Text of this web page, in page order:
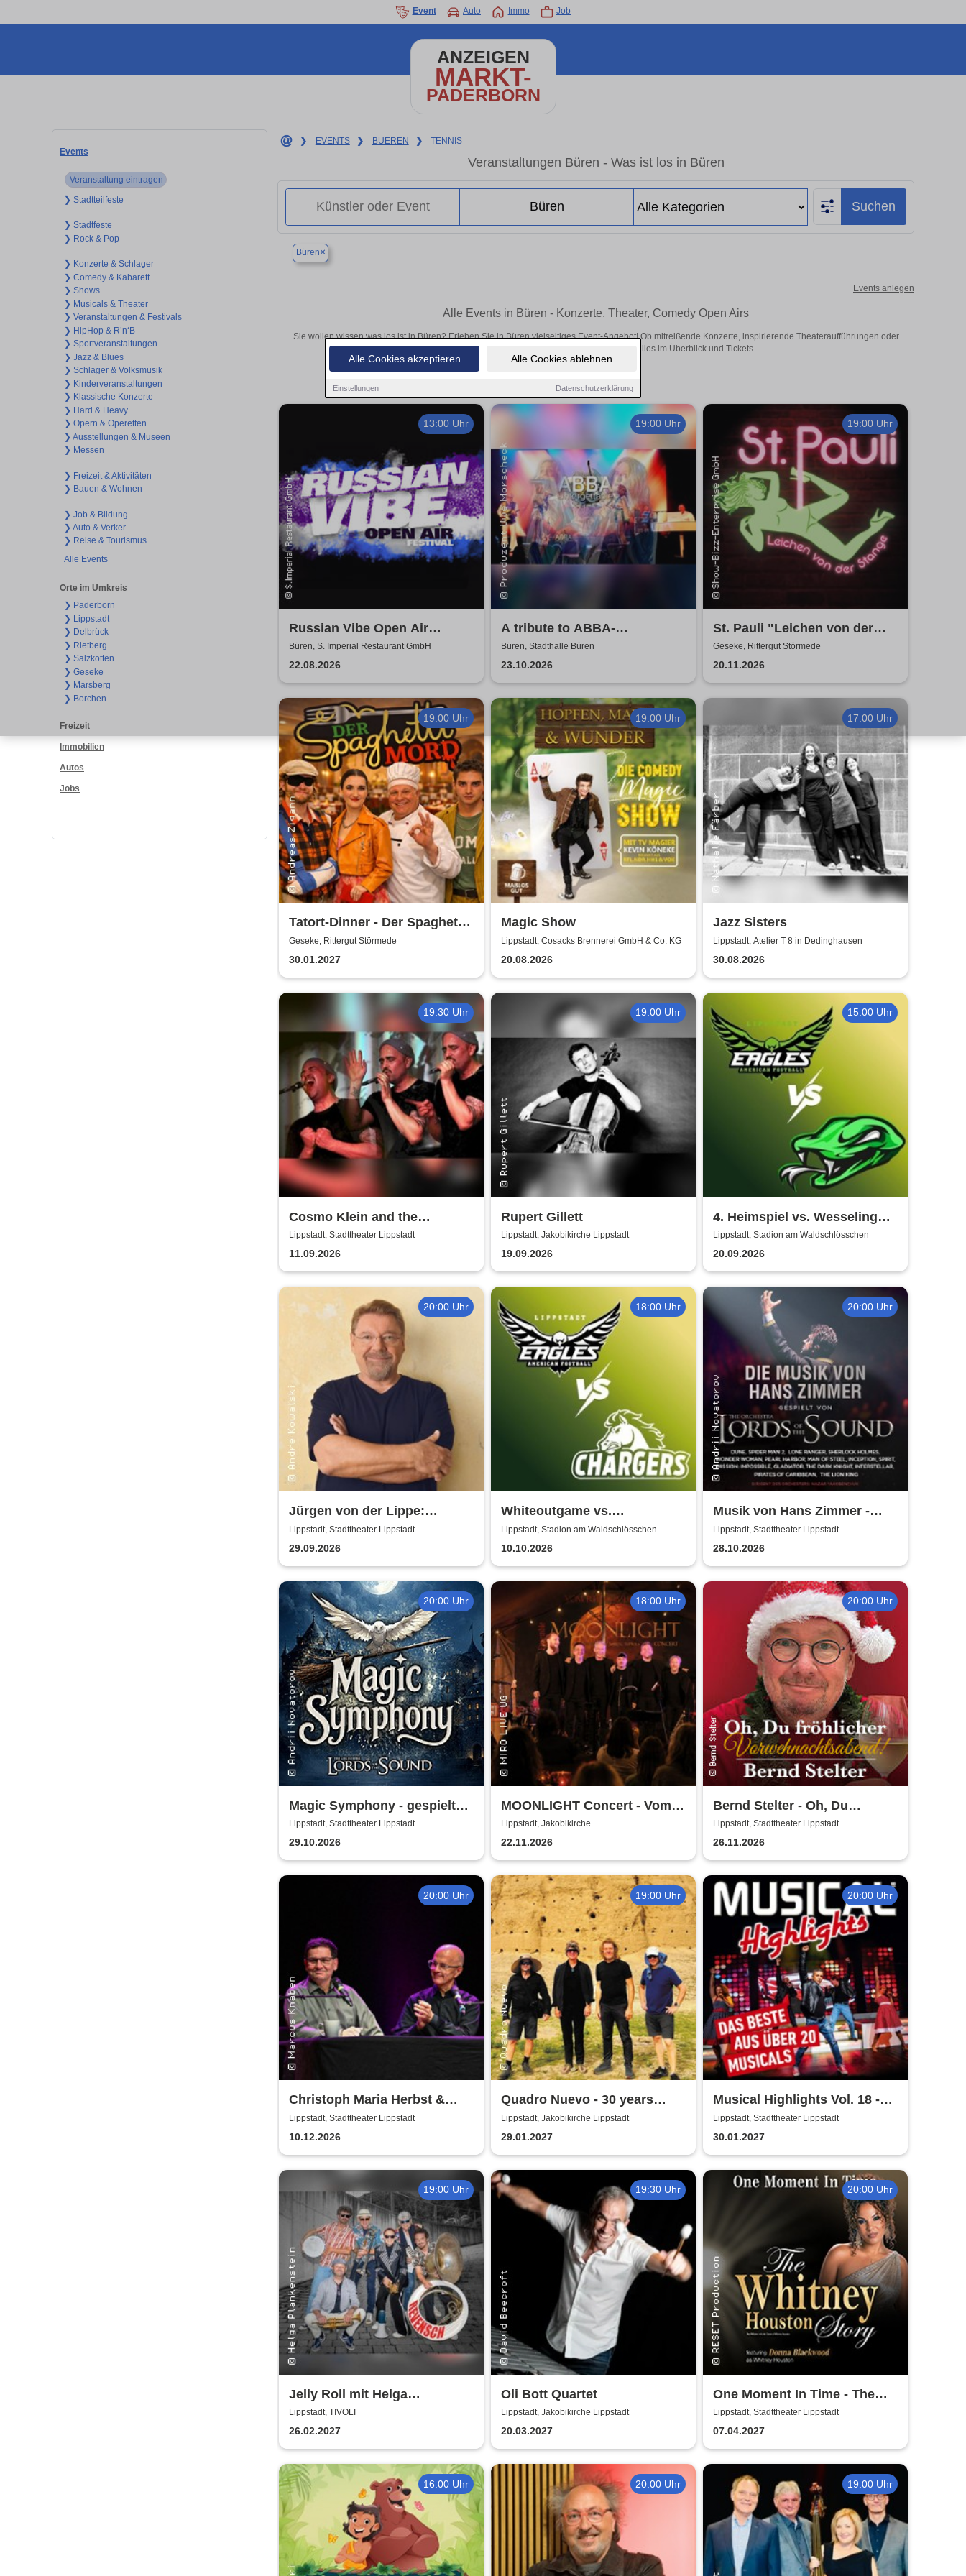
Alle Cookies akzeptieren Alle Cookies ablehnen
Einstellungen Datenschutzerklärung
Event Auto Immo Job
ANZEIGEN
MARKT-
PADERBORN
Events
Veranstaltung eintragen
❯ Stadtteilfeste
❯ Stadtfeste
❯ Rock & Pop
❯ Konzerte & Schlager
❯ Comedy & Kabarett
❯ Shows
❯ Musicals & Theater
❯ Veranstaltungen & Festivals
❯ HipHop & R’n‘B
❯ Sportveranstaltungen
❯ Jazz & Blues
❯ Schlager & Volksmusik
❯ Kinderveranstaltungen
❯ Klassische Konzerte
❯ Hard & Heavy
❯ Opern & Operetten
❯ Ausstellungen & Museen
❯ Messen
❯ Freizeit & Aktivitäten
❯ Bauen & Wohnen
❯ Job & Bildung
❯ Auto & Verker
❯ Reise & Tourismus
Alle Events
Orte im Umkreis
❯ Paderborn
❯ Lippstadt
❯ Delbrück
❯ Rietberg
❯ Salzkotten
❯ Geseke
❯ Marsberg
❯ Borchen
Freizeit
Immobilien
Autos
Jobs
❯ EVENTS ❯ BUEREN ❯ TENNIS
Veranstaltungen Büren - Was ist los in Büren
Suchen
Büren×
Events anlegen
Alle Events in Büren - Konzerte, Theater, Comedy Open Airs
Sie wollen wissen was los ist in Büren? Erleben Sie in Büren vielseitiges Event-Angebot! Ob mitreißende Konzerte, inspirierende Theateraufführungen oder
aufregende Veranstaltungen in Büren – hier finden alles im Überblick und Tickets.
13:00 Uhr
Russian Vibe Open Air
Festival 2026
Büren, S. Imperial Restaurant GmbH
22.08.2026
19:00 Uhr
A tribute to ABBA-
unforgettable Konzert
Büren, Stadthalle Büren
23.10.2026
19:00 Uhr
St. Pauli "Leichen von der
Stange" - Krimi-Dinner
Geseke, Rittergut Störmede
20.11.2026
19:00 Uhr
Tatort-Dinner - Der Spaghetti
Mord
Geseke, Rittergut Störmede
30.01.2027
19:00 Uhr
Magic Show
Lippstadt, Cosacks Brennerei GmbH & Co. KG
20.08.2026
17:00 Uhr
Jazz Sisters
Lippstadt, Atelier T 8 in Dedinghausen
30.08.2026
19:30 Uhr
Cosmo Klein and the
Campers
Lippstadt, Stadttheater Lippstadt
11.09.2026
19:00 Uhr
Rupert Gillett
Lippstadt, Jakobikirche Lippstadt
19.09.2026
15:00 Uhr
4. Heimspiel vs. Wesseling
Blackvenom
Lippstadt, Stadion am Waldschlösschen
20.09.2026
20:00 Uhr
Jürgen von der Lippe:
Sextextsextett - Comedy-
Lesung
Lippstadt, Stadttheater Lippstadt
29.09.2026
18:00 Uhr
Whiteoutgame vs.
Recklinghausen Chargers -
Verbandsliga 2026
Lippstadt, Stadion am Waldschlösschen
10.10.2026
20:00 Uhr
Musik von Hans Zimmer -
gespielt von Lords of the
Sound
Lippstadt, Stadttheater Lippstadt
28.10.2026
20:00 Uhr
Magic Symphony - gespielt
von Lords of the Sound
Lippstadt, Stadttheater Lippstadt
29.10.2026
18:00 Uhr
MOONLIGHT Concert - Vom
Rhythmus des Lebens -
Rhythm, Songs, Lyrics &
Classic
Lippstadt, Jakobikirche
22.11.2026
20:00 Uhr
Bernd Stelter - Oh, Du
fröhlicher
Vorweihnachtsabend! 2026
Lippstadt, Stadttheater Lippstadt
26.11.2026
20:00 Uhr
Christoph Maria Herbst &
Moritz Netenjakob - Das
ernsthafte Bemühen um
Albernheit
Lippstadt, Stadttheater Lippstadt
10.12.2026
19:00 Uhr
Quadro Nuevo - 30 years
around the world
Lippstadt, Jakobikirche Lippstadt
29.01.2027
20:00 Uhr
Musical Highlights Vol. 18 -
Das Beste aus Musical und
Film
Lippstadt, Stadttheater Lippstadt
30.01.2027
19:00 Uhr
Jelly Roll mit Helga
Plankenstein | Jazzclub
Lippstadt
Lippstadt, TIVOLI
26.02.2027
19:30 Uhr
Oli Bott Quartet
Lippstadt, Jakobikirche Lippstadt
20.03.2027
20:00 Uhr
One Moment In Time - The
Whitney Houston Story
Lippstadt, Stadttheater Lippstadt
07.04.2027
16:00 Uhr 20:00 Uhr 19:00 Uhr